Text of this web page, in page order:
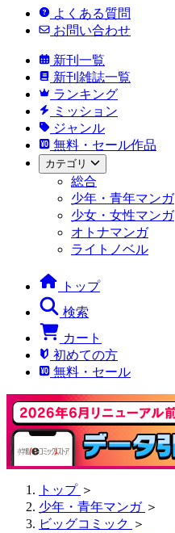
よくある質問
お問い合わせ
新刊一覧
新刊雑誌一覧
ランキング
ミッション
ジャンル
無料・セール作品
カテゴリ
総合
少年・青年マンガ
少女・女性マンガ
オトナマンガ
ライトノベル
トップ
検索
カート
初めての方
無料・セール
トップ ＞
少年・青年マンガ ＞
ビッグコミック ＞